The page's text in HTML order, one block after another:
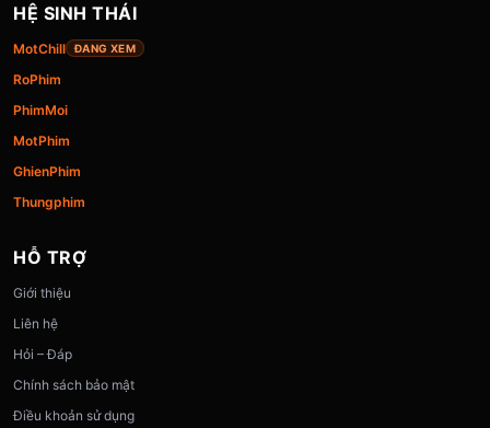
HỆ SINH THÁI
MotChill ĐANG XEM
RoPhim
PhimMoi
MotPhim
GhienPhim
Thungphim
HỖ TRỢ
Giới thiệu
Liên hệ
Hỏi – Đáp
Chính sách bảo mật
Điều khoản sử dụng